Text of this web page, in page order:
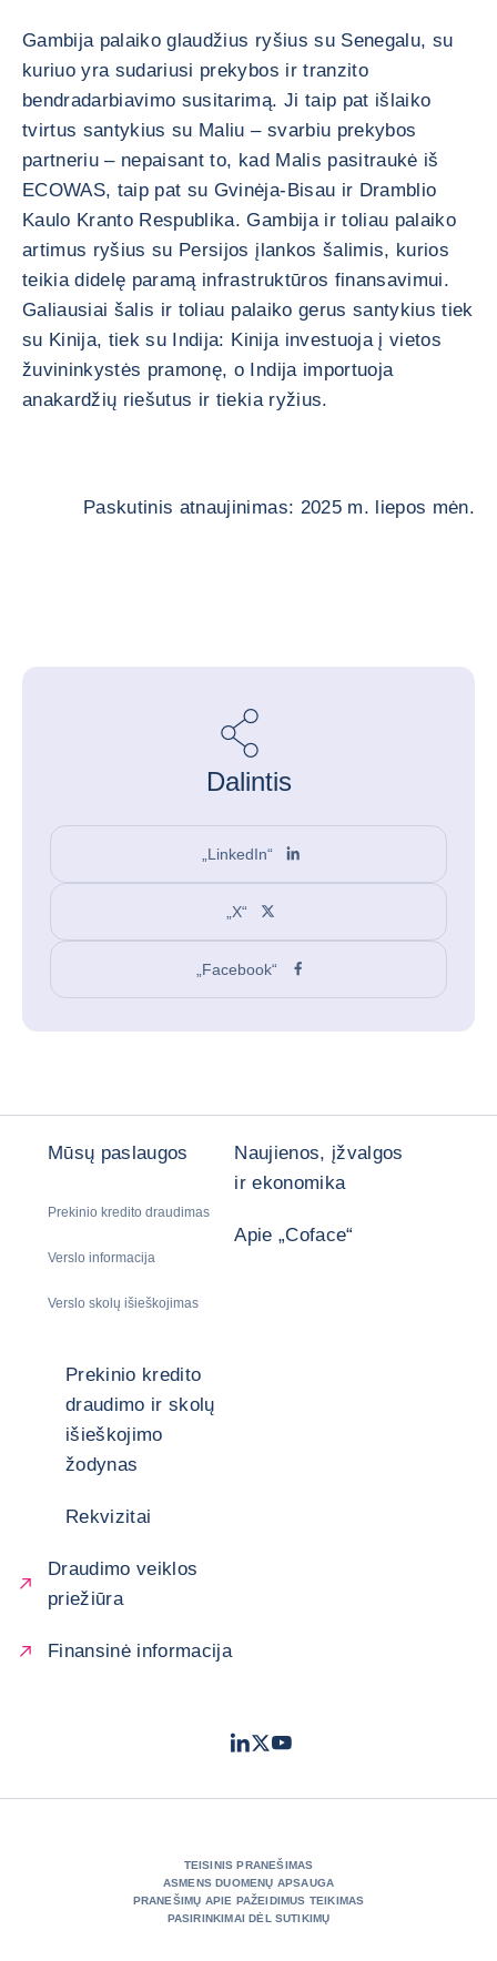
Gambija palaiko glaudžius ryšius su Senegalu, su
kuriuo yra sudariusi prekybos ir tranzito
bendradarbiavimo susitarimą. Ji taip pat išlaiko
tvirtus santykius su Maliu – svarbiu prekybos
partneriu – nepaisant to, kad Malis pasitraukė iš
ECOWAS, taip pat su Gvinėja-Bisau ir Dramblio
Kaulo Kranto Respublika. Gambija ir toliau palaiko
artimus ryšius su Persijos įlankos šalimis, kurios
teikia didelę paramą infrastruktūros finansavimui.
Galiausiai šalis ir toliau palaiko gerus santykius tiek
su Kinija, tiek su Indija: Kinija investuoja į vietos
žuvininkystės pramonę, o Indija importuoja
anakardžių riešutus ir tiekia ryžius.
Paskutinis atnaujinimas: 2025 m. liepos mėn.
Dalintis
„LinkedIn“
„X“
„Facebook“
Mūsų paslaugos
Prekinio kredito draudimas
Verslo informacija
Verslo skolų išieškojimas
Naujienos, įžvalgos
ir ekonomika
Apie „Coface“
Prekinio kredito
draudimo ir skolų
išieškojimo
žodynas
Rekvizitai
Draudimo veiklos
priežiūra
Finansinė informacija
LinkedIn
TwitterYoutube
TEISINIS PRANEŠIMAS
ASMENS DUOMENŲ APSAUGA
PRANEŠIMŲ APIE PAŽEIDIMUS TEIKIMAS
PASIRINKIMAI DĖL SUTIKIMŲ